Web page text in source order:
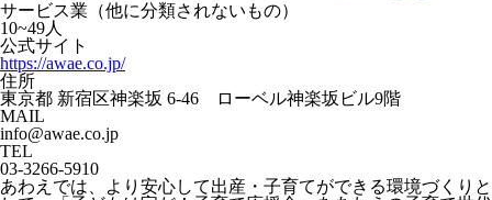
サービス業（他に分類されないもの）
10~49人
公式サイト
https://awae.co.jp/
住所
東京都 新宿区神楽坂 6-46 ローベル神楽坂ビル9階
MAIL
info@awae.co.jp
TEL
03-3266-5910
あわえでは、より安心して出産・子育てができる環境づくりと